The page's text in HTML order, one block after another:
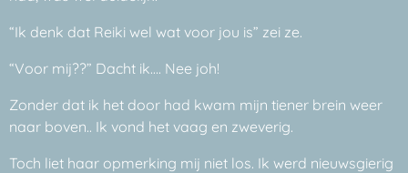
“Ik denk dat Reiki wel wat voor jou is” zei ze.
“Voor mij??” Dacht ik…. Nee joh!
Zonder dat ik het door had kwam mijn tiener brein weer
naar boven.. Ik vond het vaag en zweverig.
Toch liet haar opmerking mij niet los. Ik werd nieuwsgierig